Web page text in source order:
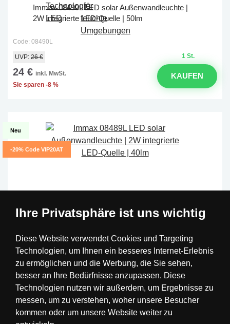
Immax 08490L LED solar Außenwandleuchte |
2W integrierte LED-Quelle | 50lm
Code: 08490L
1 St.
UVP: 26 €
24 € inkl. MwSt.
Sie sparen -8 %
KAUFEN
Neu
-20% Code VIP20AT
Immax 08489L LED solar Außenwandleuchte |
2W integrierte LED-Quelle | 40lm
Ihre Privatsphäre ist uns wichtig
Diese Website verwendet Cookies und Targeting
Technologien, um Ihnen ein besseres Internet-Erlebnis
zu ermöglichen und die Werbung, die Sie sehen,
besser an Ihre Bedürfnisse anzupassen. Diese
Technologien nutzen wir außerdem, um Ergebnisse zu
messen, um zu verstehen, woher unsere Besucher
kommen oder um unsere Website weiter zu